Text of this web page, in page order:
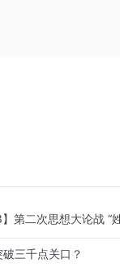
三千点关口？